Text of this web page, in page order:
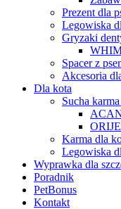
Prezent dla
Legowiska
Gryzaki
Spacer z
Akcesoria
Dla kota
Sucha
Karma dla
Legowiska
Wyprawka dla
Poradnik
PetBonus
Kontakt